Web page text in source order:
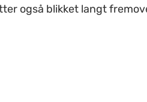
også blikket langt